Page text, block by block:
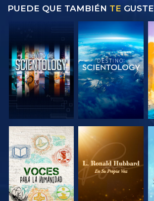
PUEDE QUE TAMBIÉN TE GUSTE
EXPLORA LAS
SERIES
EXPLORA LAS
SERIES